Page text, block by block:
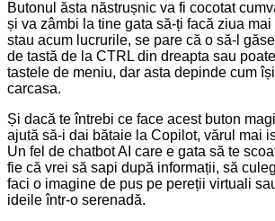
Butonul ăsta năstrușnic va fi cocotat
și va zâmbi la tine gata să-ți facă ziua
stau acum lucrurile, se pare că o să-l
de tastă de la CTRL din dreapta sau
tastele de meniu, dar asta depinde cum
carcasa.
Și dacă te întrebi ce face acest buton
ajută să-i dai bătaie la Copilot, vărul mai
Un fel de chatbot AI care e gata să te
fie că vrei să sapi după informații, să
faci o imagine de pus pe pereții virtuali
ideile într-o serenadă.